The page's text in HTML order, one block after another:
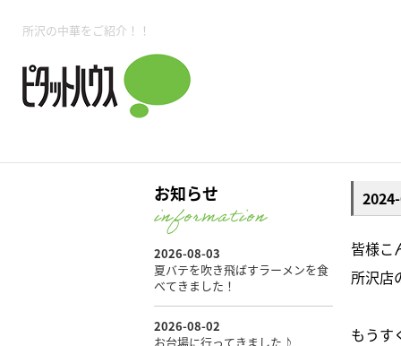
所沢の中華をご紹介！！
所沢賃貸TOP 物件検索フォーム
賃貸管理業務 土地・空き家活用
入居者様用ページTOP 入居中のマ
売買物件一覧 購入時の諸費用
無料売却査定 仲介手数料について
必要な書類
会社概要
ご来店予約 お住まいの解約手続き
必要な書類
皆様こ
所沢店
もうす
お知らせ